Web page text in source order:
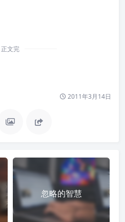
正文完
2011年3月14日
忽略的智慧